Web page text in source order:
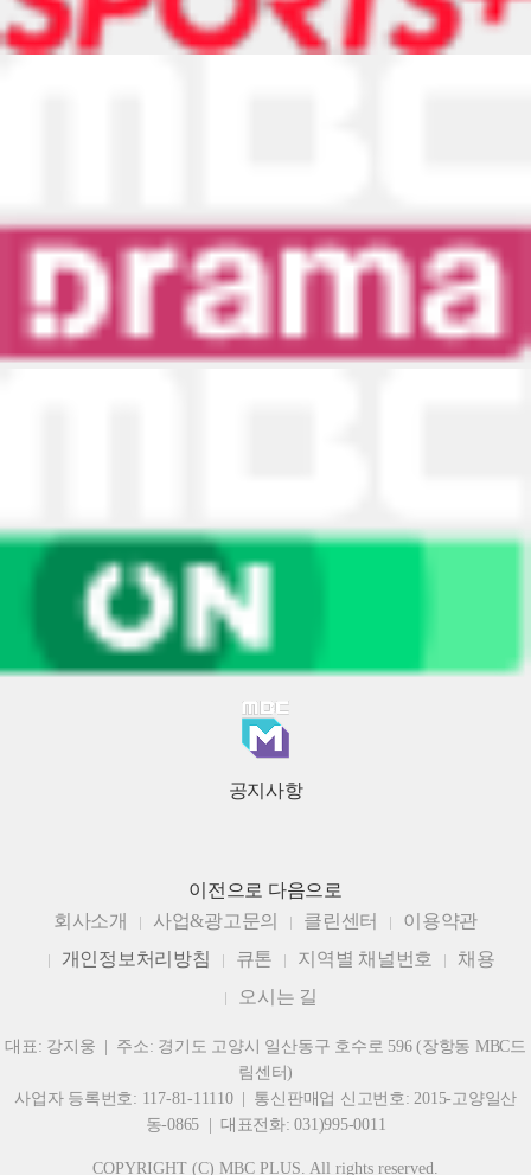
공지사항
이전으로 다음으로
회사소개
사업&광고문의 클린센터
이용약관
개인정보처리방침
큐톤 지역별 채널번호
채용
오시는 길
대표: 강지웅 | 주소: 경기도 고양시 일산동구 호수로 596 (장항동 MBC드
림센터)
사업자 등록번호: 117-81-11110 | 통신판매업 신고번호: 2015-고양일산
동-0865 | 대표전화: 031)995-0011
COPYRIGHT (C) MBC PLUS. All rights reserved.